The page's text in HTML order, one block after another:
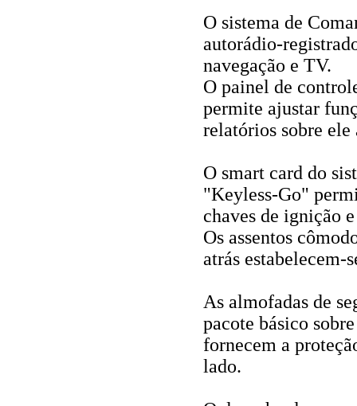
O sistema de
autorádio-
navegação e TV.
O painel de
permite ajustar
relatórios sobre
O smart card do
"Keyless-Go"
chaves de ignição
Os assentos
atrás estabelecem-
As almofadas de
pacote básico
fornecem a
lado.